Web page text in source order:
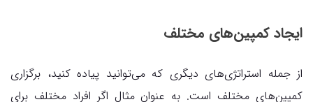
ایجاد کمپین‌های مختلف
از جمله استراتژی‌های دیگری که می‌توانید پیاده کنید، برگزاری
کمپین‌های مختلف است. به عنوان مثال اگر افراد مختلف برای